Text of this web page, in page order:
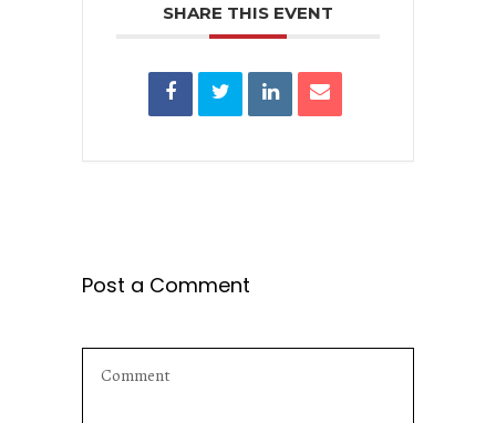
SHARE THIS EVENT
Post a Comment